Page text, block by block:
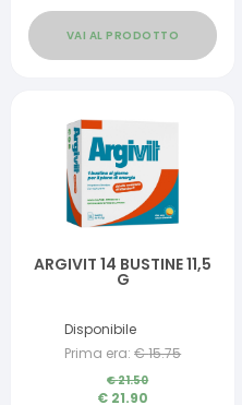
VAI AL PRODOTTO
ARGIVIT 14 BUSTINE 11,5
G
Disponibile
Prima era: €15.75
€21.50
€ 21.90